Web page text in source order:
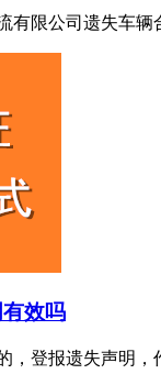
有限公司遗失车
效吗
，登报遗失声明